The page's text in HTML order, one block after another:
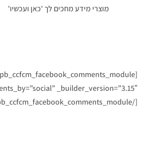
מוצרי מידע מחכים לך'כאן ועכשיו'
_builder_version=”3.15″]
[/et_pb_ccfcm_facebook_comments_module]